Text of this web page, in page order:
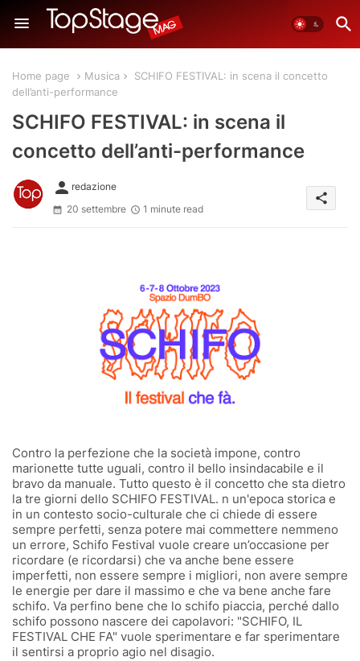
Home page Musica
SCHIFO FESTIVAL: in scena il concetto
dell’anti-performance
SCHIFO FESTIVAL: in scena il
concetto dell’anti-performance
person redazione
20 settembre
1 minute read
share
Contro la perfezione che la società impone, contro
marionette tutte uguali, contro il bello insindacabile e il
bravo da manuale. Tutto questo è il concetto che sta dietro
la tre giorni dello SCHIFO FESTIVAL. n un'epoca storica e
in un contesto socio-culturale che ci chiede di essere
sempre perfetti, senza potere mai commettere nemmeno
un errore, Schifo Festival vuole creare un’occasione per
ricordare (e ricordarsi) che va anche bene essere
imperfetti, non essere sempre i migliori, non avere sempre
le energie per dare il massimo e che va bene anche fare
schifo. Va perfino bene che lo schifo piaccia, perché dallo
schifo possono nascere dei capolavori: "SCHIFO, IL
FESTIVAL CHE FA" vuole sperimentare e far sperimentare
il sentirsi a proprio agio nel disagio.